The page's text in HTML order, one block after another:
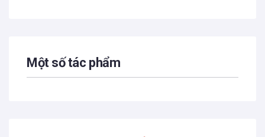
Một số tác phẩm